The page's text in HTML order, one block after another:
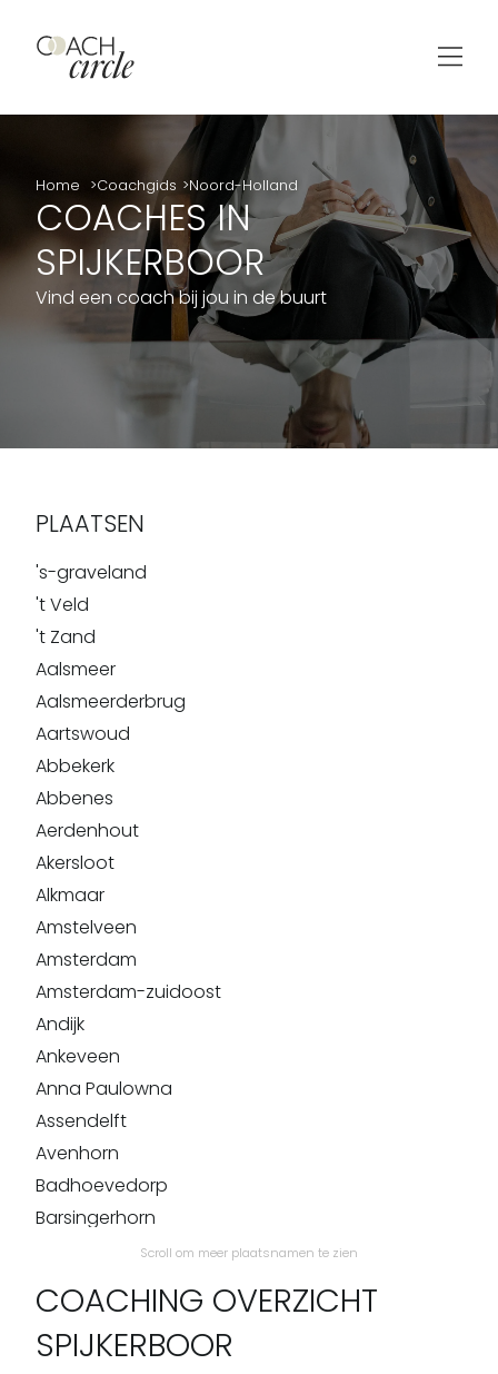
Home Coachgids Noord-Holland
COACHES IN
SPIJKERBOOR
Vind een coach bij jou in de buurt
PLAATSEN
's-graveland
't Veld
't Zand
Aalsmeer
Aalsmeerderbrug
Aartswoud
Abbekerk
Abbenes
Aerdenhout
Akersloot
Alkmaar
Amstelveen
Amsterdam
Amsterdam-zuidoost
Andijk
Ankeveen
Anna Paulowna
Assendelft
Avenhorn
Badhoevedorp
Barsingerhorn
Beinsdorp
Bennebroek
Scroll om meer plaatsnamen te zien
COACHING OVERZICHT
SPIJKERBOOR